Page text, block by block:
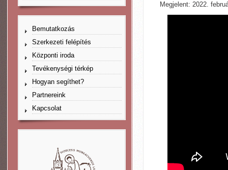
Bemutatkozás
Szerkezeti felépítés
Központi iroda
Tevékenységi térkép
Hogyan segíthet?
Partnereink
Kapcsolat
Megjelent: 2022.